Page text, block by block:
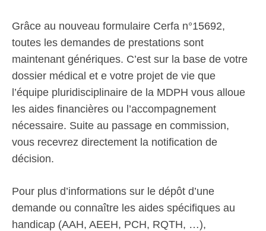
Grâce au nouveau formulaire Cerfa n°15692,
toutes les demandes de prestations sont
maintenant génériques. C’est sur la base de votre
dossier médical et e votre projet de vie que
l’équipe pluridisciplinaire de la MDPH vous alloue
les aides financières ou l’accompagnement
nécessaire. Suite au passage en commission,
vous recevrez directement la notification de
décision.
Pour plus d’informations sur le dépôt d’une
demande ou connaître les aides spécifiques au
handicap (AAH, AEEH, PCH, RQTH, …),